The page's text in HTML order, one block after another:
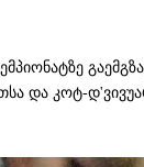
და კოტ-